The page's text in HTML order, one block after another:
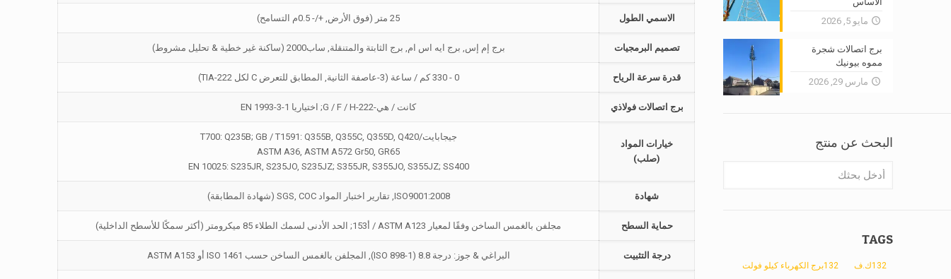
الاسمي الطول 25 متر (فوق الأرض, +/- 0.5م التسامح)
تصميم البرمجيات برج إم إس, برج ايه اس ام, برج الثابتة والمتنقلة, ساب2000 (ساكنة غير خطية & تحليل مشروط)
قدرة سرعة الرياح 0 - 330 كم / ساعة (3-عاصفة الثانية, المطابق للتعرض C لكل TIA-222)
برج اتصالات فولاذي كانت / هي-222-G / F / H; اختياريا EN 1993-3-1
خيارات المواد
(صلب)
جيجابايت/T700: Q235B; GB / T1591: Q355B, Q355C, Q355D, Q420
ASTM A36, ASTM A572 Gr50, GR65
EN 10025: S235JR, S235JO, S235JZ; S355JR, S355JO, S355JZ; SS400
شهادة ISO9001:2008, تقارير اختبار المواد SGS, COC (شهادة المطابقة)
حماية السطح مجلفن بالغمس الساخن وفقًا لمعيار ASTM A123 / أ153; الحد الأدنى لسمك الطلاء 85 ميكرومتر (أكثر سمكًا للأسطح الداخلية)
درجة التثبيت البراغي & جوز: درجة 8.8 (ISO 898-1), المجلفن بالغمس الساخن حسب ISO 1461 أو ASTM A153
مايو 5, 2026
برج اتصالات شجرة
مموه بيونيك
مارس 29, 2026
البحث عن منتج
TAGS
132ك.ف 132برج الكهرباء كيلو فولت